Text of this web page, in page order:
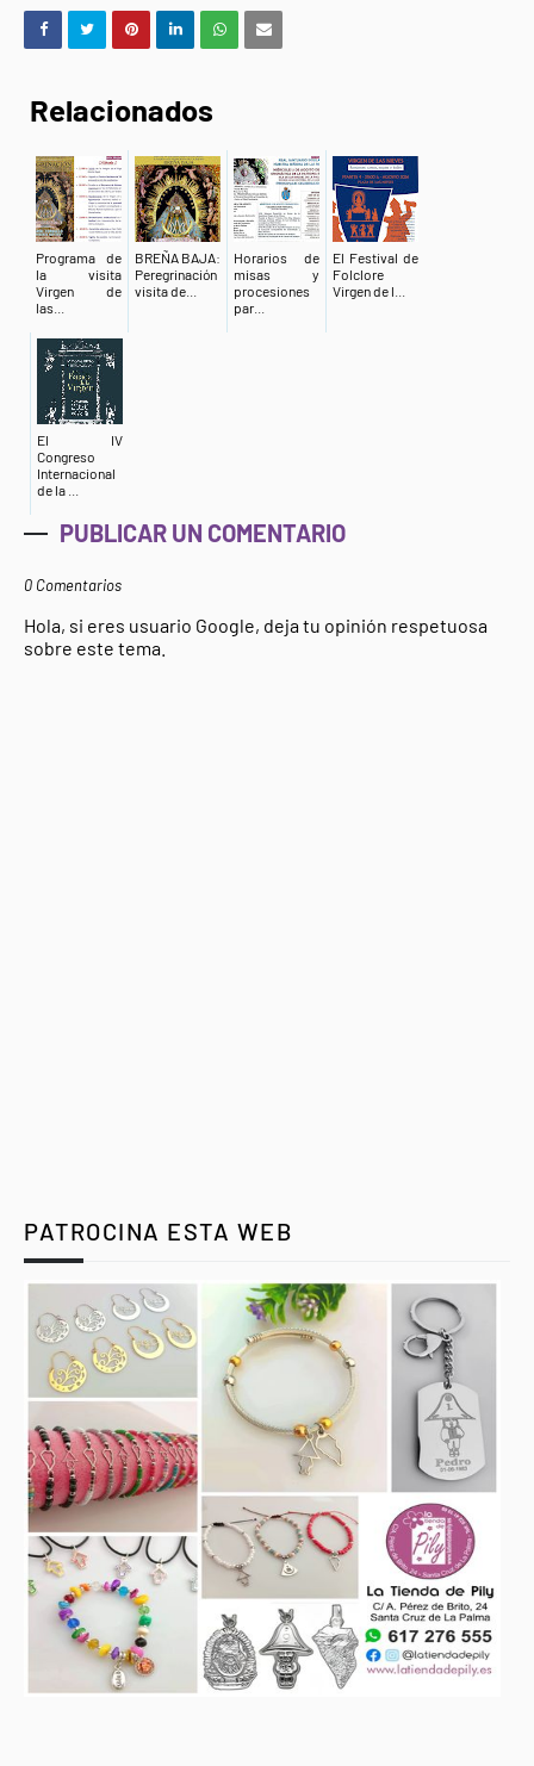
Relacionados
Programa de
la visita
Virgen de
las...
BREÑA BAJA:
Peregrinación
visita de...
Horarios de
misas y
procesiones
par...
El Festival de
Folclore
Virgen de l...
El IV
Congreso
Internacional
de la ...
PUBLICAR UN COMENTARIO
0 Comentarios
Hola, si eres usuario Google, deja tu opinión respetuosa
sobre este tema.
PATROCINA ESTA WEB